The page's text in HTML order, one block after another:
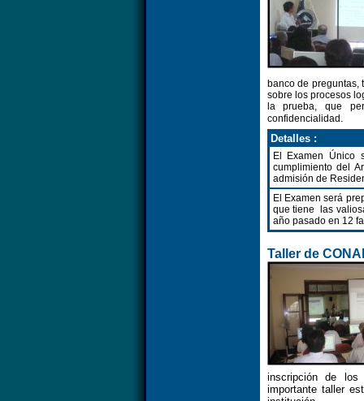
banco de preguntas,
sobre los procesos
la prueba, que
confidencialidad .
Detalles :
El Examen Único
cumplimiento del
admisión de
El Examen será
que tiene las
año pasado en 12
Taller de
inscripción de los
importante taller